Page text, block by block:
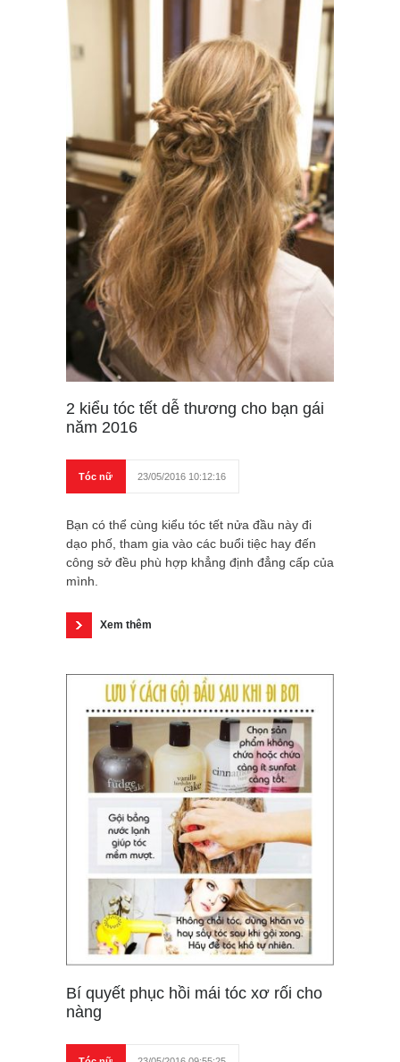
2 kiểu tóc tết dễ thương cho bạn gái
năm 2016
Tóc nữ 23/05/2016 10:12:16
Bạn có thể cùng kiểu tóc tết nửa đầu này đi
dạo phố, tham gia vào các buổi tiệc hay đến
công sở đều phù hợp khẳng định đẳng cấp của
mình.
Xem thêm
Bí quyết phục hồi mái tóc xơ rối cho
nàng